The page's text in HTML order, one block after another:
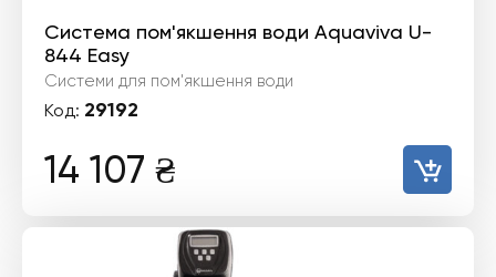
Система пом'якшення води Aquaviva U-
844 Easy
Системи для пом'якшення води
Код: 29192
14 107 ₴